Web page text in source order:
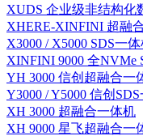
XUDS 企业级非结构化
XHERE-XINFINI 超融
X3000 / X5000 SDS一
XINFINI 9000 全NVMe
YH 3000 信创超融合一
Y3000 / Y5000 信创
XH 3000 超融合一体机
XH 9000 星飞超融合一